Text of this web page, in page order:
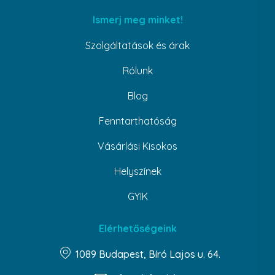
Ismerj meg minket!
Szolgáltatások és árak
Rólunk
Blog
Fenntarthatóság
Vásárlási Kisokos
Helyszínek
GYIK
Elérhetőségeink
1089 Budapest, Bíró Lajos u. 64.